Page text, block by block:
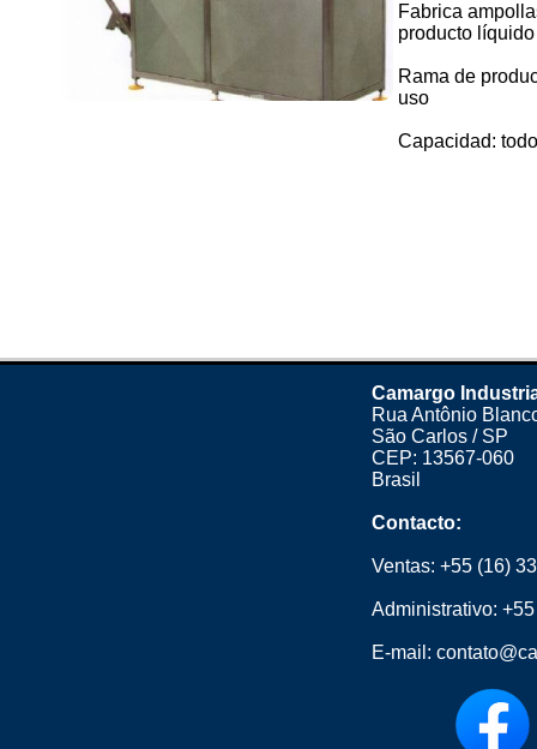
Fabrica
producto
Rama de
uso
Capacidad:
Camargo
Rua Antônio
São Carlos / SP
CEP: 13567-060
Brasil
Contacto:
Ventas: +55 (16)
Administrativo:
E-mail: